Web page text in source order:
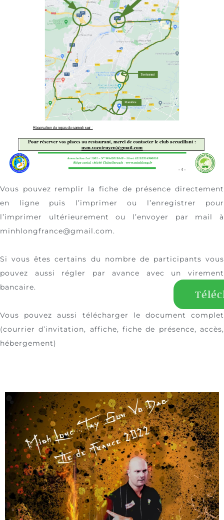
Vous pouvez remplir la fiche de présence directement
en ligne puis l’imprimer ou l’enregistrer pour
l’imprimer ultérieurement ou l’envoyer par mail à
minhlongfrance@gmail.com.
Si vous êtes certains du nombre de participants vous
pouvez aussi régler par avance avec un virement
bancaire.
Vous pouvez aussi télécharger le document complet
(courrier d’invitation, affiche, fiche de présence, accès,
hébergement)